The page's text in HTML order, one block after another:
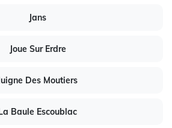
Jans
Joue Sur Erdre
Des Moutiers
Baule Escoublac